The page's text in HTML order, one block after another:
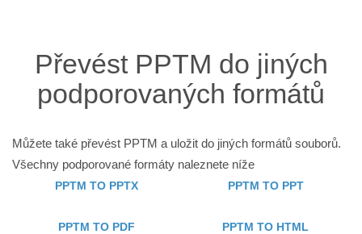
Převést PPTM do jiných
podporovaných formátů
Můžete také převést PPTM a uložit do jiných formátů souborů.
Všechny podporované formáty naleznete níže
PPTM TO PPTX PPTM TO PPT
PPTM TO PDF PPTM TO HTML